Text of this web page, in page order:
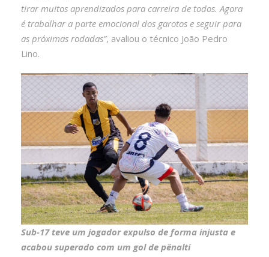
tirar muitos aprendizados para carreira de todos. Agora
é trabalhar a parte emocional dos garotos e seguir para
as próximas rodadas”, avaliou o técnico João Pedro
Lino.
Sub-17 teve um jogador expulso de forma injusta e
acabou superado com um gol de pênalti